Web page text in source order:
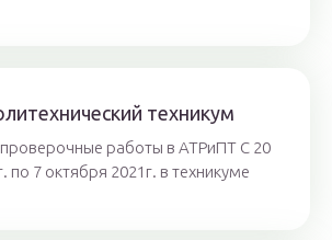
техникум
проверочные работы в АТРиПТ С 20
по 7 октября 2021г. в техникуме